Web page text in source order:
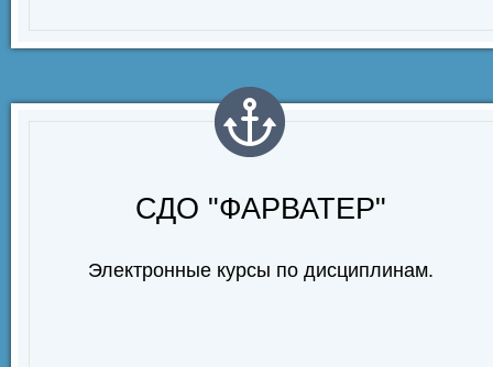
СДО "ФАРВАТЕР"
Электронные курсы по дисциплинам.